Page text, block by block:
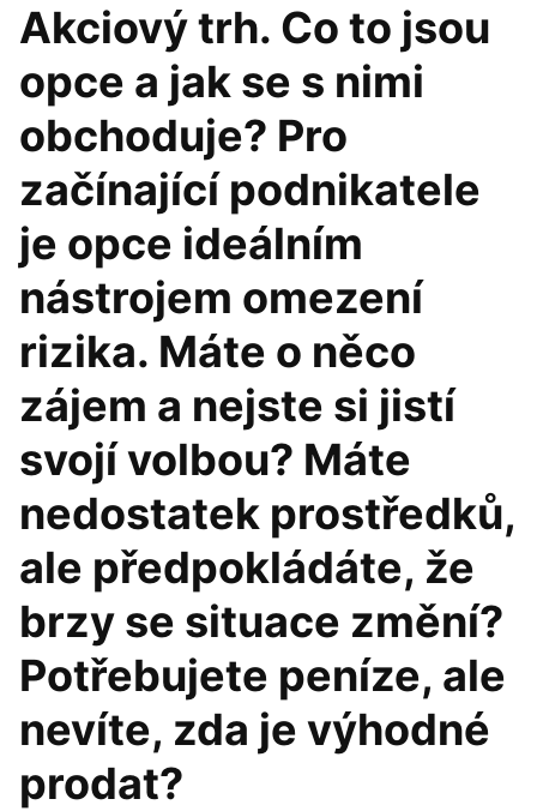
Akciový trh. Co to jsou
opce a jak se s nimi
obchoduje? Pro
začínající podnikatele
je opce ideálním
nástrojem omezení
rizika. Máte o něco
zájem a nejste si jistí
svojí volbou? Máte
nedostatek prostředků,
ale předpokládáte, že
brzy se situace změní?
Potřebujete peníze, ale
nevíte, zda je výhodné
prodat?